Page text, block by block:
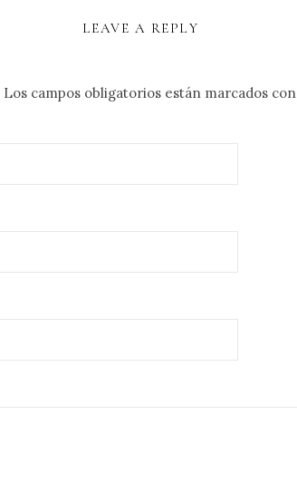
LEAVE A REPLY
Los campos obligatorios están marcados con